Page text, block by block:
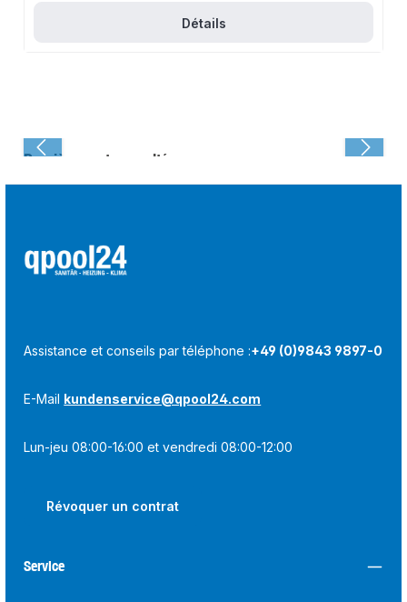
Détails
Dernièrement consulté :
Assistance et conseils par téléphone :+49 (0)9843 9897-0
E-Mail kundenservice@qpool24.com
Lun-jeu 08:00-16:00 et vendredi 08:00-12:00
Révoquer un contrat
Service